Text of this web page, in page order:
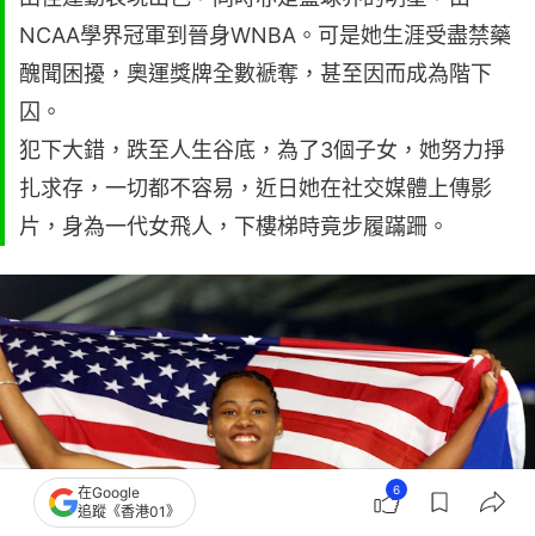
NCAA學界冠軍到晉身WNBA。可是她生涯受盡禁藥
醜聞困擾，奧運獎牌全數褫奪，甚至因而成為階下
囚。
犯下大錯，跌至人生谷底，為了3個子女，她努力掙
扎求存，一切都不容易，近日她在社交媒體上傳影
片，身為一代女飛人，下樓梯時竟步履蹣跚。
在Google
追蹤《香港01》
6